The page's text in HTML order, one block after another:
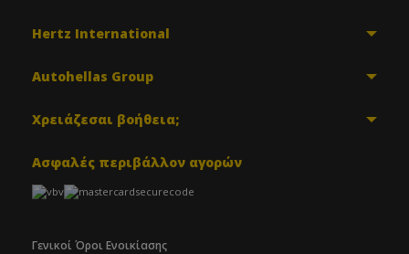
Hertz International
Autohellas Group
Χρειάζεσαι βοήθεια;
Ασφαλές περιβάλλον αγορών
Γενικοί Όροι Ενοικίασης